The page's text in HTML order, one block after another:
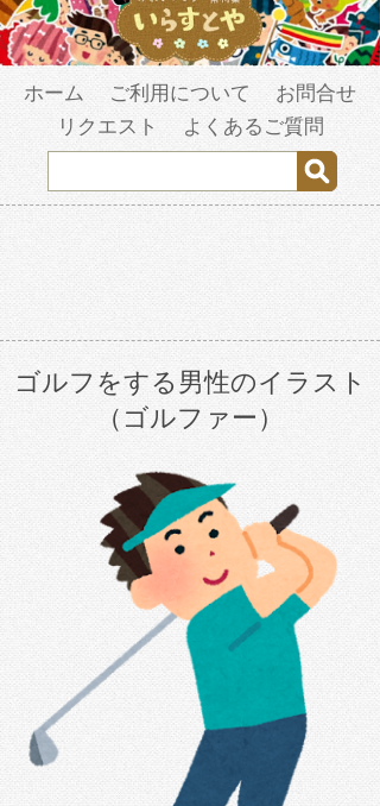
ホーム ご利用について
お問合せ
リクエスト
よくあるご質問
ゴルフをする男性のイラスト
（ゴルファー）